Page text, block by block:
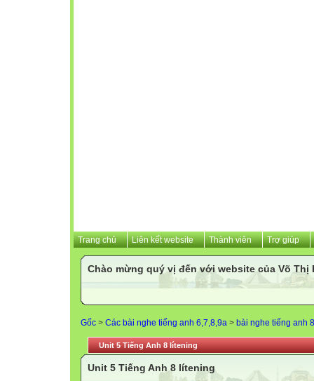
Trang chủ Liên kết website Thành viên Trợ giúp
Chào mừng quý vị đến với website của Võ Thị
Gốc > Các bài nghe tiếng anh 6,7,8,9a > bài nghe tiếng anh 8
Unit 5 Tiếng Anh 8 lítening
Unit 5 Tiếng Anh 8 lítening